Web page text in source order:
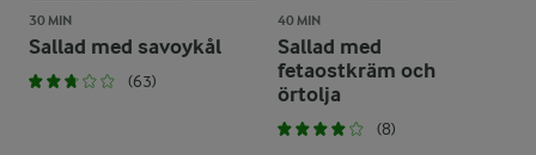
30 MIN
Sallad med savoykål
(63)
40 MIN
Sallad med
fetaostkräm och
örtolja
(8)